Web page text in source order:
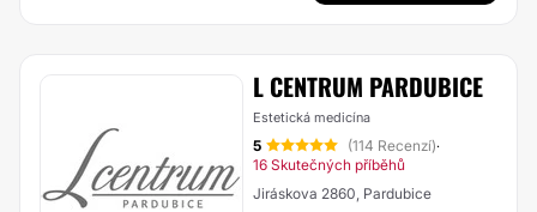
L CENTRUM PARDUBICE
Estetická medicína
5 (114 Recenzí)·
16 Skutečných příběhů
Jiráskova 2860, Pardubice